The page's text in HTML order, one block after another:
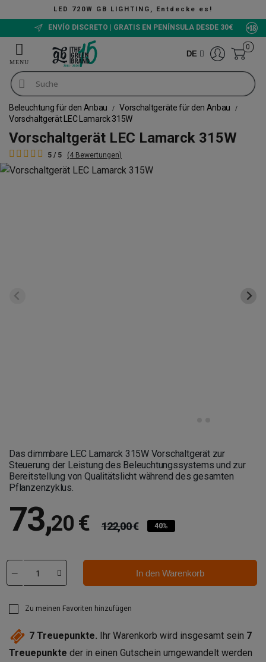
LED 720W GB LIGHTING, Entdecke es!
ENVÍO DISCRETO | GRATIS EN PENÍNSULA DESDE 30€
DE
0
Beleuchtung für den Anbau
Vorschaltgeräte für den Anbau
Vorschaltgerät LEC Lamarck 315W
Vorschaltgerät LEC Lamarck 315W
5 / 5 (4 Bewertungen)
Das dimmbare LEC Lamarck 315W Vorschaltgerät zur
Steuerung der Leistung des Beleuchtungssystems und zur
Bereitstellung von Qualitätslicht während des gesamten
Pflanzenzyklus.
73,20 € 122,00 € 40%
In den Warenkorb
Zu meinen Favoriten hinzufügen
7 Treuepunkte. Ihr Warenkorb wird insgesamt sein 7
Treuepunkte der in einen Gutschein umgewandelt werden